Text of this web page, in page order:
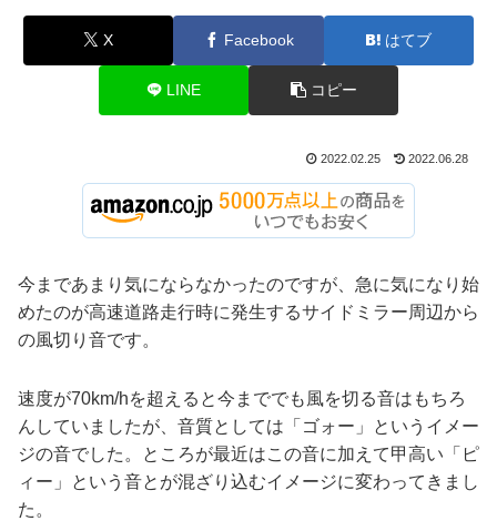
X Facebook はてブ
LINE コピー
2022.02.25 2022.06.28
今まであまり気にならなかったのですが、急に気になり始
めたのが高速道路走行時に発生するサイドミラー周辺から
の風切り音です。
速度が70km/hを超えると今まででも風を切る音はもちろ
んしていましたが、音質としては「ゴォー」というイメー
ジの音でした。ところが最近はこの音に加えて甲高い「ピ
ィー」という音とが混ざり込むイメージに変わってきまし
た。